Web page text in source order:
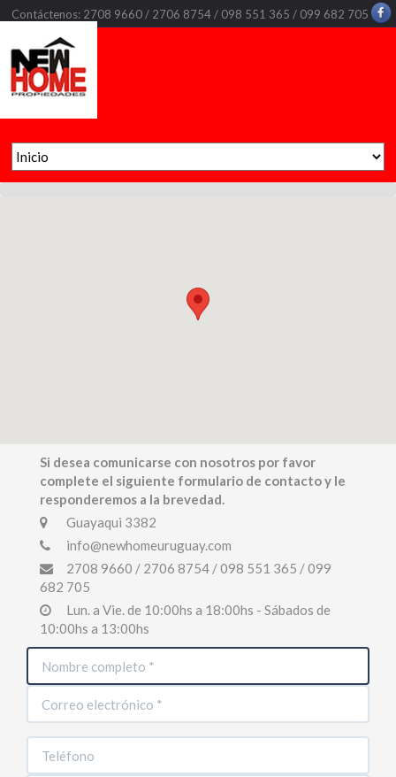
Contáctenos: 2708 9660 / 2706 8754 / 098 551 365 / 099 682 705
Si desea comunicarse con nosotros por favor
complete el siguiente formulario de contacto y le
responderemos a la brevedad.
Guayaqui 3382
info@newhomeuruguay.com
2708 9660 / 2706 8754 / 098 551 365 / 099
682 705
Lun. a Vie. de 10:00hs a 18:00hs - Sábados de
10:00hs a 13:00hs